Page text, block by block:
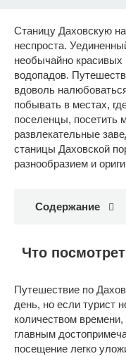
Станицу Даховскую
неспроста.
необычайно красивых
водопадов.
вдоволь
побывать в местах,
поселенцы, посетить
развлекательные
станицы Даховской
разнообразием и
Содержание
Что
Путешествие по
день, но если турист
количеством
главным
посещение легко